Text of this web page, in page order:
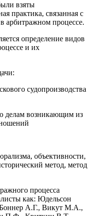
взяты
практика, связанная с
арбитражном процессе.
определение видов
и их
судопроизводства
делам возникающим из
объективности,
метод, метод
процесса
как: Юдельсон
А.Г., Викут М.А.,